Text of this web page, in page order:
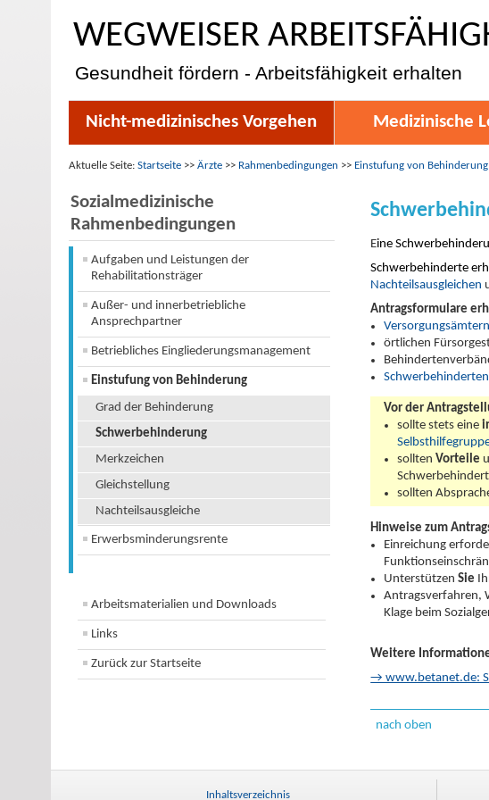
WEGWEISER
Gesundheit fördern - Arbeitsfähigkeit erhalten
Nicht-medizinisches Vorgehen Medizinische
Aktuelle Seite: Startseite >> Ärzte >> Rahmenbedingungen >> Einstufung von Behinderung
Sozialmedizinische
Rahmenbedingungen
Aufgaben und Leistungen der
Rehabilitationsträger
Außer- und innerbetriebliche
Ansprechpartner
Betriebliches Eingliederungsmanagement
Einstufung von Behinderung
Grad der Behinderung
Schwerbehinderung
Merkzeichen
Gleichstellung
Nachteilsausgleiche
Erwerbsminderungsrente
Arbeitsmaterialien und Downloads
Links
Zurück zur Startseite
Eine
Schwerbehinderte
Nachteilsausgleichen
Antragsformulare
Versorgungsämtern
örtlichen
Vor der
sollte stets eine
solltenVorteile
sollten
Hinweise zum
Einreichung
UnterstützenSie
Antragsverfahren,
Klage beim
Weitere
→ www.betanet.de:
nach oben
Inhaltsverzeichnis